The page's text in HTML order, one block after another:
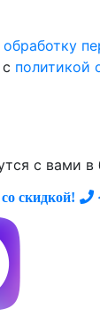
обработку
политикой
с вами в
скидкой!